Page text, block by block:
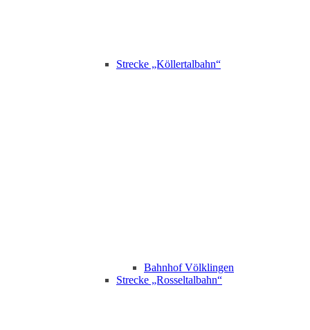
Strecke „Köllertalbahn“
Bahnhof Völklingen
Strecke „Rosseltalbahn“